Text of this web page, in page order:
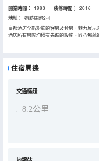
開業時間： 1983 装修時間； 2016
地址：
得勝馬路2-4
皇都酒店全新粉飾的客房及套房，魅力展
酒店所有房間均備有先進的設施、匠心獨
品嚐酒店廚師精心泡製的佳餚。無論是休
住宿周邊
交通樞紐
8.2公里